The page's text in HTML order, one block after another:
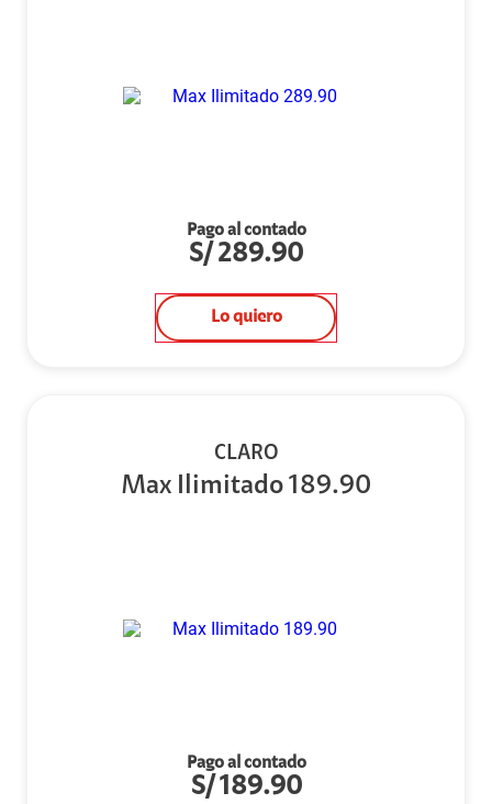
Pago al contado
S/ 289.90
Lo quiero
CLARO
Max Ilimitado 189.90
Pago al contado
S/189.90